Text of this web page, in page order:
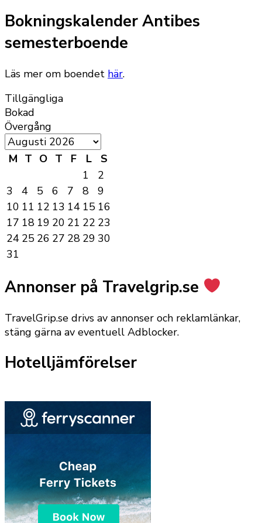
Bokningskalender Antibes
semesterboende
Läs mer om boendet här.
Tillgängliga
Bokad
Övergång
M T O T F L
S
1
2
3
4 5 6 7 8
9
10 11 12 13 14 15 16
17 18 19 20 21 22 23
24 25 26 27 28 29 30
31
Annonser på Travelgrip.se
TravelGrip.se drivs av annonser och reklamlänkar,
stäng gärna av eventuell Adblocker.
Hotelljämförelser